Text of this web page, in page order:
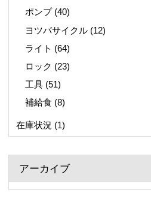
ポンプ(40)
ヨツバサイクル (12)
ライト (64)
ロック (23)
工具 (51)
補給食 (8)
在庫状況 (1)
アーカイブ